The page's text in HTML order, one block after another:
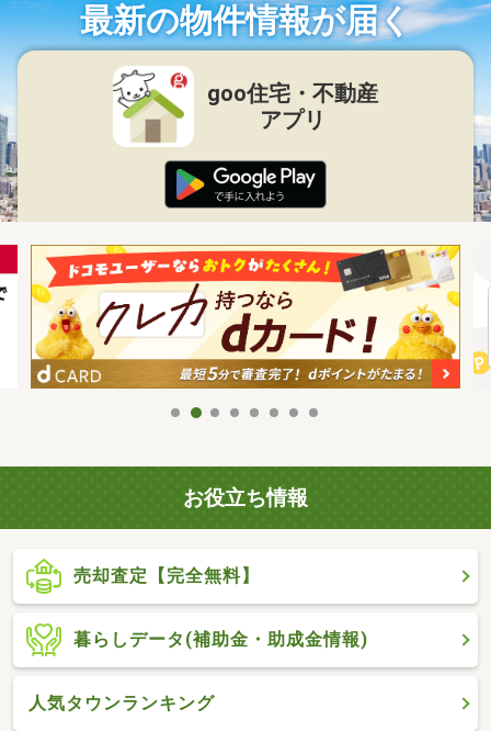
最新の物件情報が届く
goo住宅・不動産
アプリ
お役立ち情報
売却査定【完全無料】
暮らしデータ(補助金・助成金情報)
人気タウンランキング